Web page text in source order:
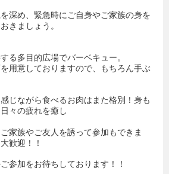
深め、緊急時にご自身やご家族の身を
きましょう。
る多目的広場でバーベキュー。
用意しておりますので、もちろん手ぶ
じながら食べるお肉はまた格別！身も
々の疲れを癒し
家族やご友人を誘って参加もできま
歓迎！！
参加をお待ちしております！！